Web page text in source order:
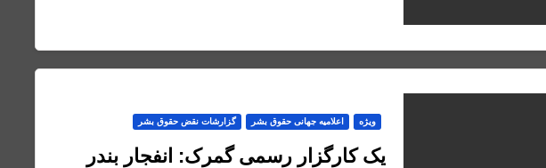
ویژه اعلاميه جهانی حقوق بشر گزارشات نقض حقوق بشر
یک کارگزار رسمی گمرک: انفجار بندر